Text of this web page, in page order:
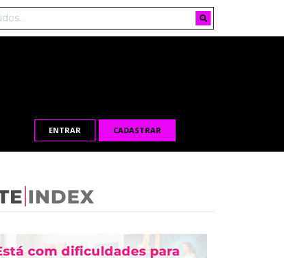
ENTRAR CADASTRAR